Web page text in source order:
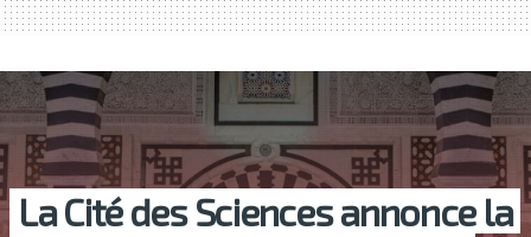
La Cité des Sciences annonce la